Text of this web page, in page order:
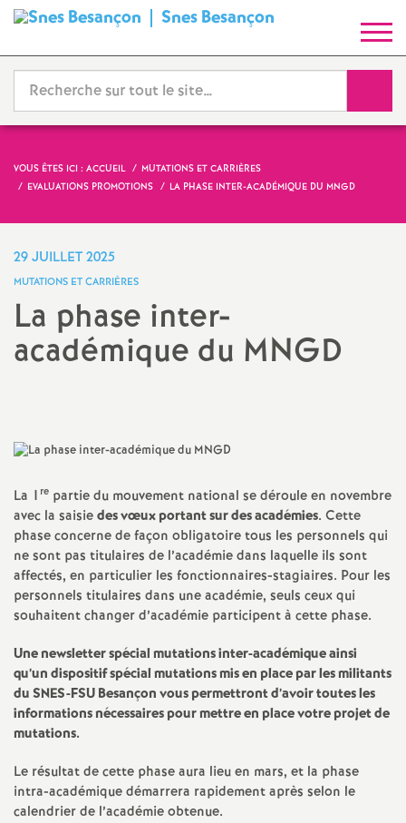
Snes Besançon
y
n
d
i
t
t
i
o
n
a
l
d
VOUS ÊTES ICI : ACCUEIL
MUTATIONS ET CARRIÈRES
EVALUATIONS PROMOTIONS
LA PHASE INTER-ACADÉMIQUE DU MNGD
29 JUILLET 2025
MUTATIONS ET CARRIÈRES
La phase inter-
académique du MNGD
La 1 re partie du mouvement national se déroule en novembre
avec la saisiedes vœux portant sur des académies. Cette
phase concerne de façon obligatoire tous les personnels qui
ne sont pas titulaires de l’académie dans laquelle ils sont
affectés, en particulier les fonctionnaires-stagiaires. Pour les
personnels titulaires dans une académie, seuls ceux qui
souhaitent changer d’académie participent à cette phase.
Une newsletter spécial mutations inter-académique ainsi
qu’un dispositif spécial mutations mis en place par les militants
du SNES-FSU Besançon vous permettront d’avoir toutes les
informations nécessaires pour mettre en place votre projet de
mutations.
Le résultat de cette phase aura lieu en mars, et la phase
intra-académique démarrera rapidement après selon le
calendrier de l’académie obtenue.